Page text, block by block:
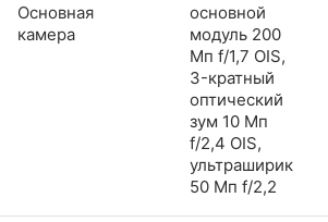
Основная
камера
основной
модуль 200
Мп f/1,7 OIS,
3-кратный
оптический
зум 10 Мп
f/2,4 OIS,
ультраширик
50 Мп f/2,2